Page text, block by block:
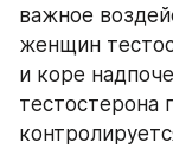
важное
женщин
и коре
тестостерона